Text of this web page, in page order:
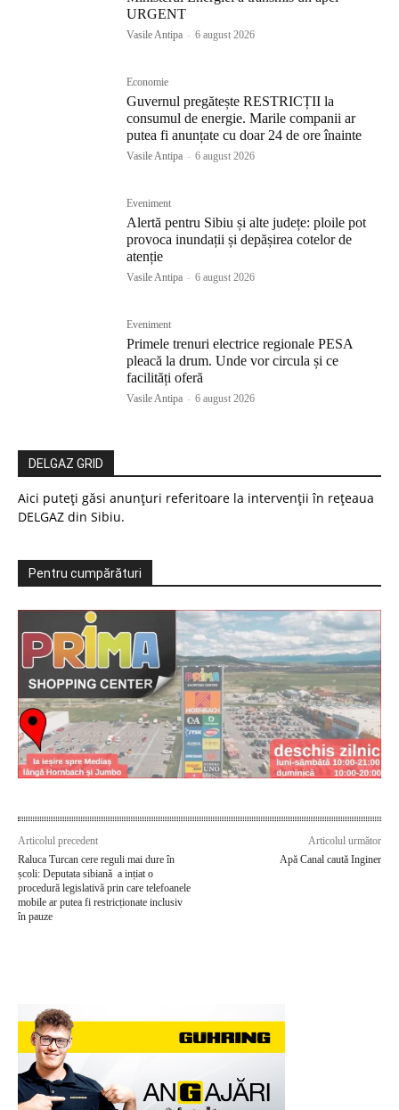
URGENT
Vasile Antipa - 6 august 2026
Economie
Guvernul pregătește RESTRICȚII la
consumul de energie. Marile companii ar
putea fi anunțate cu doar 24 de ore înainte
Vasile Antipa - 6 august 2026
Eveniment
Alertă pentru Sibiu și alte județe: ploile pot
provoca inundații și depășirea cotelor de
atenție
Vasile Antipa - 6 august 2026
Eveniment
Primele trenuri electrice regionale PESA
pleacă la drum. Unde vor circula și ce
facilități oferă
Vasile Antipa - 6 august 2026
DELGAZ GRID
Aici puteți găsi anunțuri referitoare la intervenții în rețeaua
DELGAZ din Sibiu.
Pentru cumpărături
Articolul precedent
Raluca Turcan cere reguli mai dure în
școli: Deputata sibiană a ințiat o
procedură legislativă prin care telefoanele
mobile ar putea fi restricționate inclusiv
în pauze
Articolul următor
Apă Canal caută Inginer